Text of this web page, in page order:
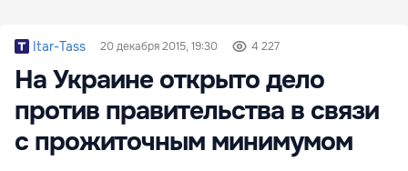
Itar-Tass 20 декабря 2015, 19:30 4 227
На Украине открыто дело
против правительства в связи
с прожиточным минимумом